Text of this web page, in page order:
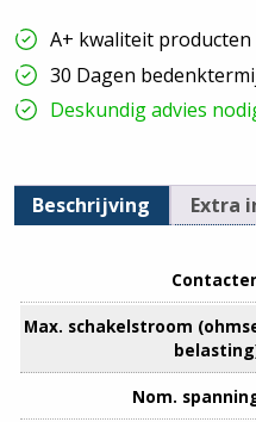
A+ kwaliteit producten
30 Dagen
Deskundig advies
Beschrijving Extra
Max. schakelstroom
Nom.